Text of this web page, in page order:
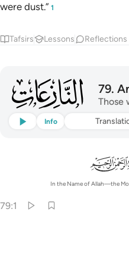
were dust.” 1
Tafsirs Lessons Reflections
079 79.
Those
Listen Info
In the Name of Allah—the
79:1